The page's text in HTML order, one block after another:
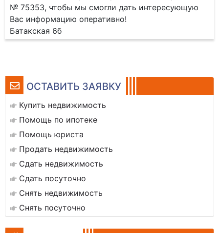
ОСТАВИТЬ ЗАЯВКУ
Купить недвижимость
Помощь по ипотеке
Помощь юриста
Продать недвижимость
Сдать недвижимость
Сдать посуточно
Снять недвижимость
Снять посуточно
№ 75353, чтобы мы смогли дать интересующую
Вас информацию оперативно!
Батакская 6б